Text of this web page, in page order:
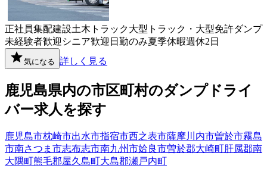
正社員集配建設土木 トラック大型トラック・大型免許ダンプ
未経験者歓迎 シニア歓迎 日勤のみ夏季休暇週休2日
気になる 詳しく見る
鹿児島県内の市区町村のダンプドライ
バー求人を探す
鹿児島市枕崎市出水市指宿市西之表市薩摩川内市曽於市霧島
市南さつま市志布志市南九州市姶良市曽於郡大崎町 肝属郡南
大隅町 熊毛郡屋久島町 大島郡瀬戸内町